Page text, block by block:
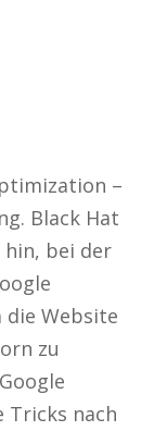
–
Black Hat
hin, bei der
die Website
zu
Tricks nach